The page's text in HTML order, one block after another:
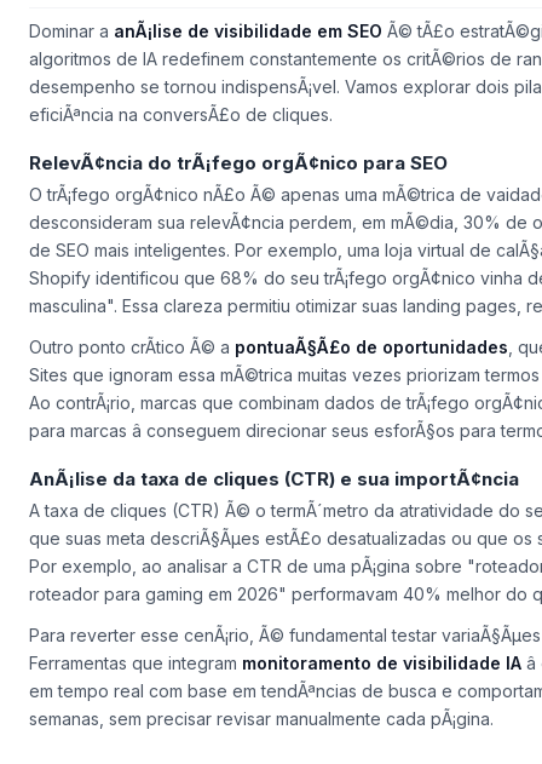
Dominar a anÃ¡lise de visibilidade em SEO Ã© tÃ£o
algoritmos de IA redefinem constantemente os critÃ©rios de
desempenho se tornou indispensÃ¡vel. Vamos explorar dois
eficiÃªncia na conversÃ£o de cliques.
RelevÃ¢ncia do trÃ¡fego orgÃ¢nico para SEO
O trÃ¡fego orgÃ¢nico nÃ£o Ã© apenas uma mÃ©trica de
desconsideram sua relevÃ¢ncia perdem, em mÃ©dia, 30%
de SEO mais inteligentes. Por exemplo, uma loja virtual de
Shopify identificou que 68% do seu trÃ¡fego orgÃ¢nico vinha
masculina". Essa clareza permitiu otimizar suas landing pages,
Outro ponto crÃ­tico Ã© a pontuaÃ§Ã£o de oportunidades ,
Sites que ignoram essa mÃ©trica muitas vezes priorizam
Ao contrÃ¡rio, marcas que combinam dados de trÃ¡fego
para marcas â conseguem direcionar seus esforÃ§os para
AnÃ¡lise da taxa de cliques (CTR) e sua importÃ¢ncia
A taxa de cliques (CTR) Ã© o termÃ´metro da atratividade do
que suas meta descriÃ§Ãµes estÃ£o desatualizadas ou que
Por exemplo, ao analisar a CTR de uma pÃ¡gina sobre
roteador para gaming em 2026" performavam 40% melhor
Para reverter esse cenÃ¡rio, Ã© fundamental testar
Ferramentas que integram monitoramento de visibilidade IA
em tempo real com base em tendÃªncias de busca e
semanas, sem precisar revisar manualmente cada pÃ¡gina.